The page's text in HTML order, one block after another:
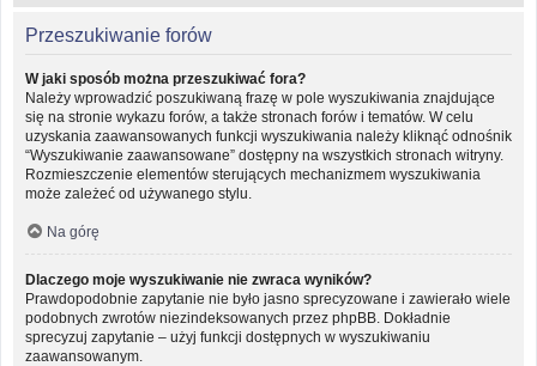
Przeszukiwanie forów
W jaki sposób można przeszukiwać fora?
Należy wprowadzić poszukiwaną frazę w pole wyszukiwania znajdujące
się na stronie wykazu forów, a także stronach forów i tematów. W celu
uzyskania zaawansowanych funkcji wyszukiwania należy kliknąć odnośnik
“Wyszukiwanie zaawansowane” dostępny na wszystkich stronach witryny.
Rozmieszczenie elementów sterujących mechanizmem wyszukiwania
może zależeć od używanego stylu.
Na górę
Dlaczego moje wyszukiwanie nie zwraca wyników?
Prawdopodobnie zapytanie nie było jasno sprecyzowane i zawierało wiele
podobnych zwrotów niezindeksowanych przez phpBB. Dokładnie
sprecyzuj zapytanie – użyj funkcji dostępnych w wyszukiwaniu
zaawansowanym.